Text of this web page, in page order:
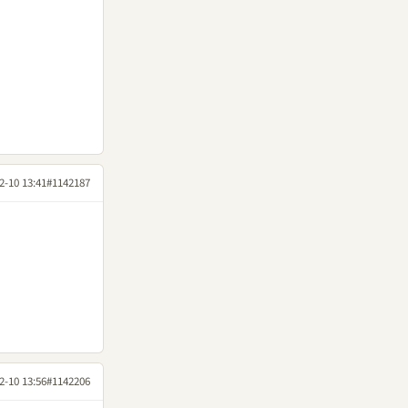
10 13:41#1142187
10 13:56#1142206